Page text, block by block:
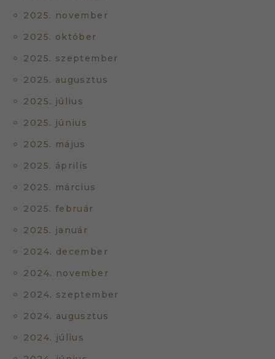
2025. november
2025. október
2025. szeptember
2025. augusztus
2025. július
2025. június
2025. május
2025. április
2025. március
2025. február
2025. január
2024. december
2024. november
2024. szeptember
2024. augusztus
2024. július